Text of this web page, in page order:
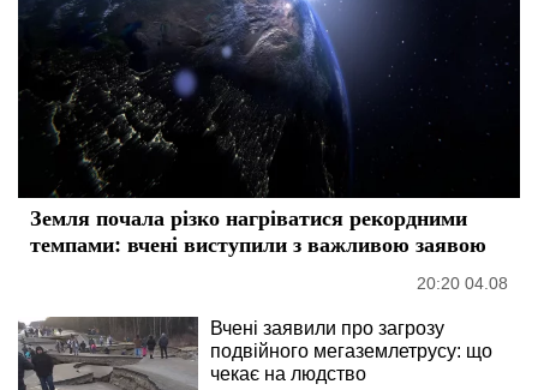
Земля почала різко нагріватися рекордними
темпами: вчені виступили з важливою заявою
20:20 04.08
Вчені заявили про загрозу
подвійного мегаземлетрусу: що
чекає на людство